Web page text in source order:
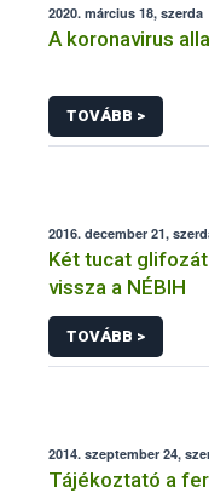
2020. március 18, szerda
A koronavirus
TOVÁBB >
2016. december 21,
Két tucat
vissza a NÉBIH
TOVÁBB >
2014. szeptember 24,
Tájékoztató a